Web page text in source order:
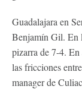
Guadalajara en
Benjamín Gil. En
pizarra de 7-4.
las fricciones
manager de